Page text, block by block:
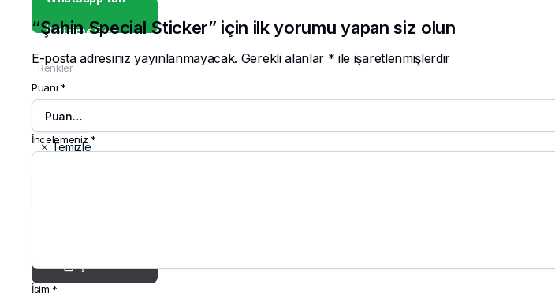
İletişime Geç
Renkler
Temizle
“Şahin Special Sticker” için ilk yorumu yapan siz olun
E-posta adresiniz yayınlanmayacak. Gerekli alanlar * ile işaretlenmişlerdir
Puanı *
İncelemeniz *
İsim *